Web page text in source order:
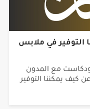
التوفير في ملابس
مع المدون
كيف يمكننا التوفير